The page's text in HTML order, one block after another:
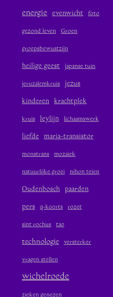
energie evenwicht foto
gezond leven Groen
groepsbewustzijn
heilige geest japanse tuin
jeruzalemkruis jezus
kinderen krachtplek
kruis leylijn lichaamswerk
liefde maria-transistor
monstrans mozaïek
natuurlijke groei nihon teien
Oudenbosch paarden
pers q-koorts rozet
sint rochus tao
technologie versterker
vragen stellen
wichelroede
zieken genezen